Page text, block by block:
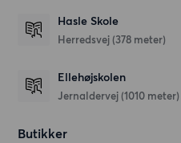
Hasle Skole
Herredsvej (378 meter)
Ellehøjskolen
Jernaldervej (1010 meter)
Butikker